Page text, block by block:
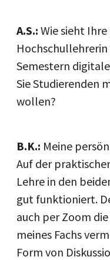
A.S.: Wie sieht
Semestern
Sie Studierenden
wollen?
B.K.: Meine
Auf der
Lehre in den
gut funktioniert.
auch per Zoom
meines Fachs
Form von